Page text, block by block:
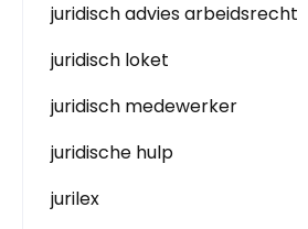
juridisch advies arbeidsrecht
juridisch loket
juridisch medewerker
juridische hulp
jurilex